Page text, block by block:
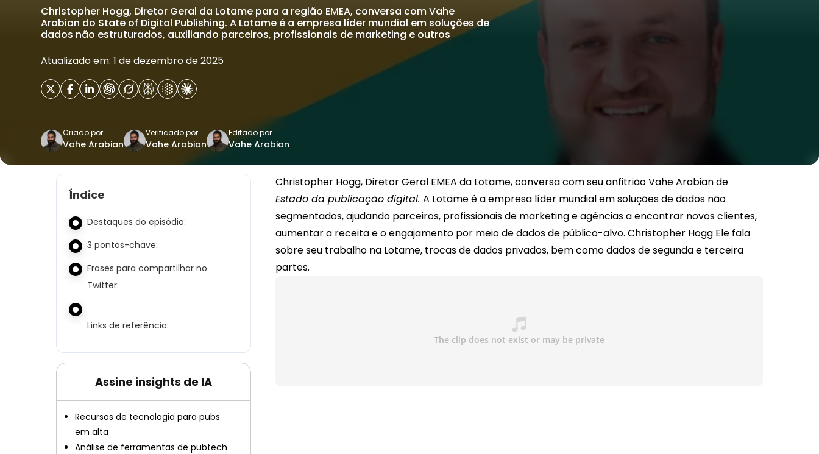
Christopher Hogg, Diretor Geral da Lotame para a região EMEA, conversa com Vahe
Arabian do State of Digital Publishing. A Lotame é a empresa líder mundial em soluções de
dados não estruturados, auxiliando parceiros, profissionais de marketing e outros
Atualizado em: 1 de dezembro de 2025
Criado por
Vahe Arabian
Verificado por
Vahe Arabian
Editado por
Vahe Arabian
Índice
Destaques do episódio:
3 pontos-chave:
Frases para compartilhar no
Twitter:
Links de referência:
Assine insights de IA
Recursos de tecnologia para pubs
em alta
Análise de ferramentas de pubtech
Christopher Hogg, Diretor Geral EMEA da Lotame, conversa com seu anfitrião Vahe Arabian de
Estado da publicação digital. A Lotame é a empresa líder mundial em soluções de dados não
segmentados, ajudando parceiros, profissionais de marketing e agências a encontrar novos clientes,
aumentar a receita e o engajamento por meio de dados de público-alvo. Christopher Hogg Ele fala
sobre seu trabalho na Lotame, trocas de dados privados, bem como dados de segunda e terceira
partes.